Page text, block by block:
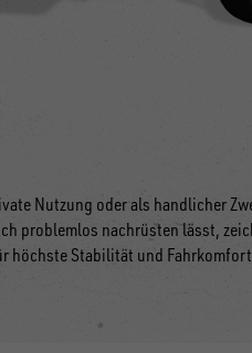
Nutzung oder als handlicher
problemlos nachrüsten lässt,
höchste Stabilität und